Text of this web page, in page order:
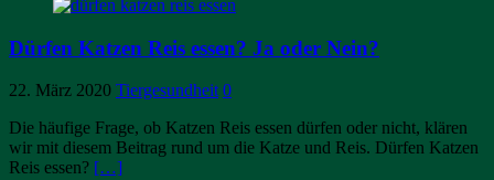
Dürfen Katzen Reis essen? Ja oder Nein?
22. März 2020 Tiergesundheit 0
Die häufige Frage, ob Katzen Reis essen dürfen oder nicht, klären
wir mit diesem Beitrag rund um die Katze und Reis. Dürfen Katzen
Reis essen? […]